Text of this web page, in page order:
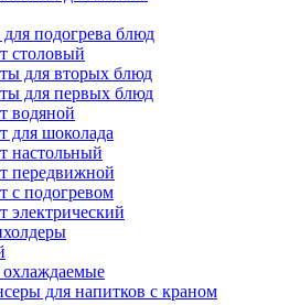
подогрева блюд
столовый
для вторых блюд
для первых блюд
водяной
для шоколада
настольный
передвижной
с подогревом
электрический
для напитков с краном